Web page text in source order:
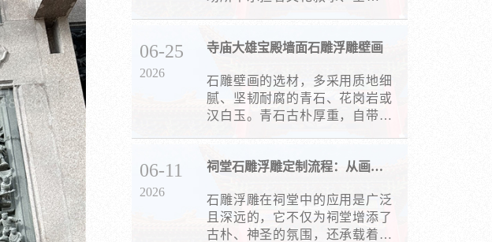
与人文内涵。
06-25
2026
寺庙大雄宝殿墙面石雕浮雕壁画
石雕壁画的选材，多采用质地细
腻、坚韧耐腐的青石、花岗岩或
汉白玉。青石古朴厚重，自带沉
刻佛菩萨圣像，映衬佛法的清净
不易损毁。
06-11
2026
祠堂石雕浮雕定制流程：从画稿到成品
石雕浮雕在祠堂中的应用是广泛
且深远的，它不仅为祠堂增添了
古朴、神圣的氛围，还承载着丰